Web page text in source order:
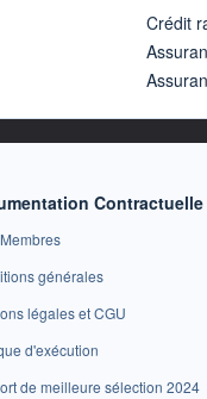
Crédit
Contractuelle
générales
légales et CGU
d'exécution
de meilleure sélection 2024